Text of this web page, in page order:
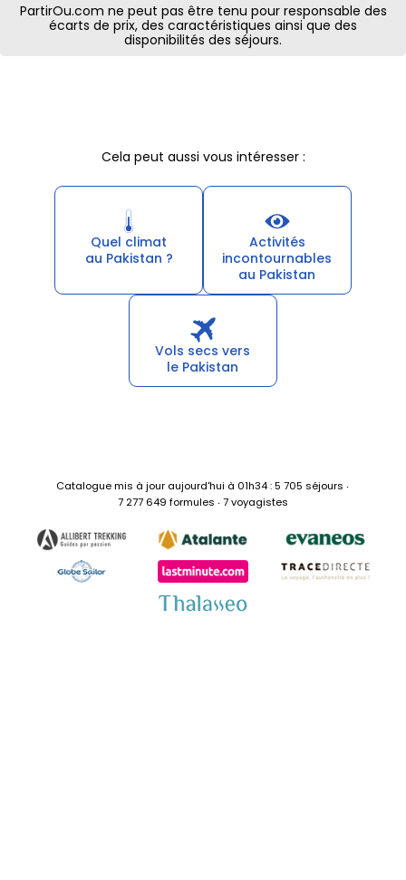
PartirOu.com ne peut pas être tenu pour responsable des
écarts de prix, des caractéristiques ainsi que des
disponibilités des séjours.
Cela peut aussi vous intéresser :
Quel climat
au Pakistan ?
Activités
incontournables
au Pakistan
Vols secs vers
le Pakistan
Catalogue mis à jour aujourd'hui à 01h34 : 5 705 séjours ‧
7 277 649 formules ‧ 7 voyagistes